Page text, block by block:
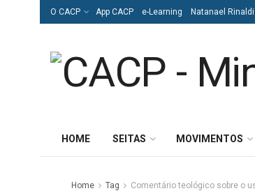
O CACP App CACP e-Learning Natanael Rinaldi
HOME SEITAS MOVIMENTOS
Home Tag Comentário teológico sobre o